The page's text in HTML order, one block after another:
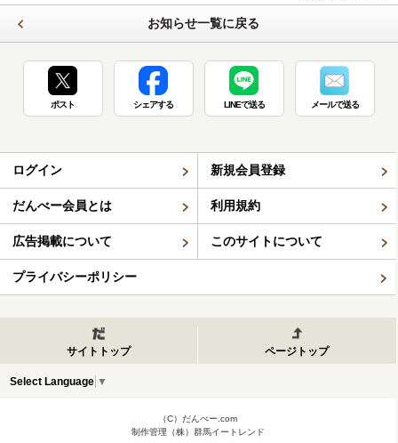
お知らせ一覧に戻る
ポスト シェアする LINEで送る メールで送る
ログイン 新規会員登録
だんべー会員とは 利用規約
広告掲載について このサイトについて
プライバシーポリシー
サイトトップ ページトップ
Select Language ▼
（C）だんべー.com
制作管理（株）群馬イートレンド